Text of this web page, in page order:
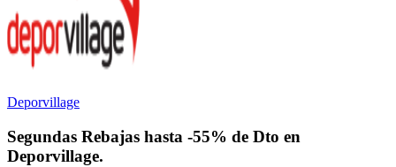
Deporvillage
Segundas Rebajas hasta -55% de Dto en
Deporvillage.